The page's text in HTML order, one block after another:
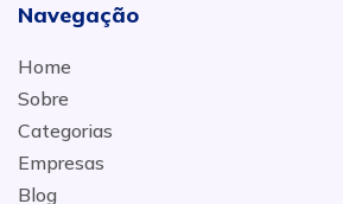
Navegação
Home
Sobre
Categorias
Empresas
Blog